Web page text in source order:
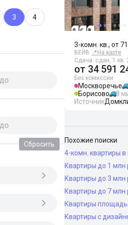
3 4
Сбросить
3-комн. кв., от
ВЕЙВ 📍 На карте
Сдача: сдан, 1 кв.
от 34 591
Без комиссии
Москворечье
Борисово
8
Источник
Похожие поиски
4-комн. квартиры в
Квартиры до 1 млн
Квартиры до 3 млн
Квартиры до 7 млн
Квартиры
Квартиры с